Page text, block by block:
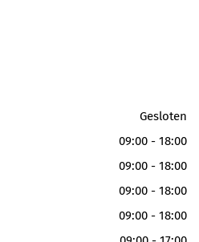
Gesloten
09:00 - 18:00
09:00 - 18:00
09:00 - 18:00
09:00 - 18:00